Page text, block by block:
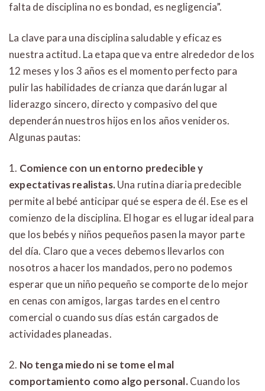
falta de disciplina no es bondad, es negligencia”.
La clave para una disciplina saludable y eficaz es
nuestra actitud. La etapa que va entre alrededor de los
12 meses y los 3 años es el momento perfecto para
pulir las habilidades de crianza que darán lugar al
liderazgo sincero, directo y compasivo del que
dependerán nuestros hijos en los años venideros.
Algunas pautas:
1. Comience con un entorno predecible y
expectativas realistas.Una rutina diaria predecible
permite al bebé anticipar qué se espera de él. Ese es el
comienzo de la disciplina. El hogar es el lugar ideal para
que los bebés y niños pequeños pasen la mayor parte
del día. Claro que a veces debemos llevarlos con
nosotros a hacer los mandados, pero no podemos
esperar que un niño pequeño se comporte de lo mejor
en cenas con amigos, largas tardes en el centro
comercial o cuando sus días están cargados de
actividades planeadas.
2. No tenga miedo ni se tome el mal
comportamiento como algo personal.Cuando los